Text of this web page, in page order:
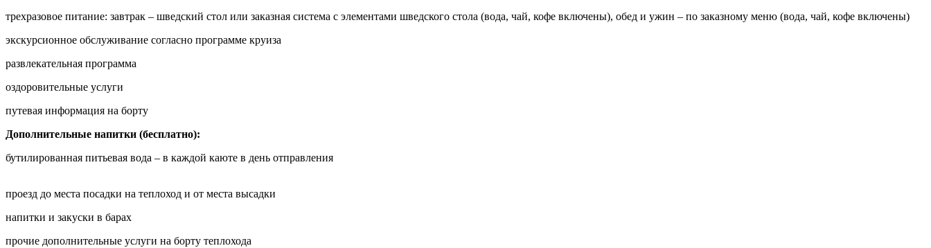
трехразовое питание: завтрак – шведский стол или заказная система с элементами шведского стола (вода, чай, кофе включены), обед и ужин – по заказному меню (вода, чай, кофе включены)
экскурсионное обслуживание согласно программе круиза
развлекательная программа
оздоровительные услуги
путевая информация на борту
Дополнительные напитки (бесплатно):
бутилированная питьевая вода – в каждой каюте в день отправления
проезд до места посадки на теплоход и от места высадки
напитки и закуски в барах
прочие дополнительные услуги на борту теплохода